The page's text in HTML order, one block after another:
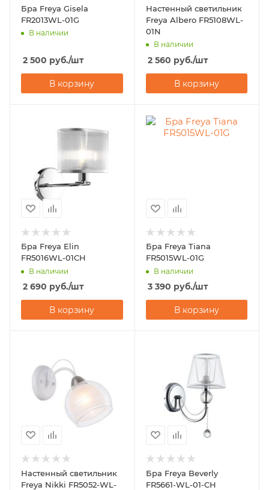
Бра Freya Gisela
FR2013WL-01G
В наличии
2 500 руб./шт
В корзину
Настенный светильник
Freya Albero FR5108WL-
01N
В наличии
2 560 руб./шт
В корзину
Бра Freya Elin
FR5016WL-01CH
В наличии
2 690 руб./шт
В корзину
Бра Freya Tiana
FR5015WL-01G
В наличии
3 390 руб./шт
В корзину
Настенный светильник
Freya Nikki FR5052-WL-
Бра Freya Beverly
FR5661-WL-01-CH